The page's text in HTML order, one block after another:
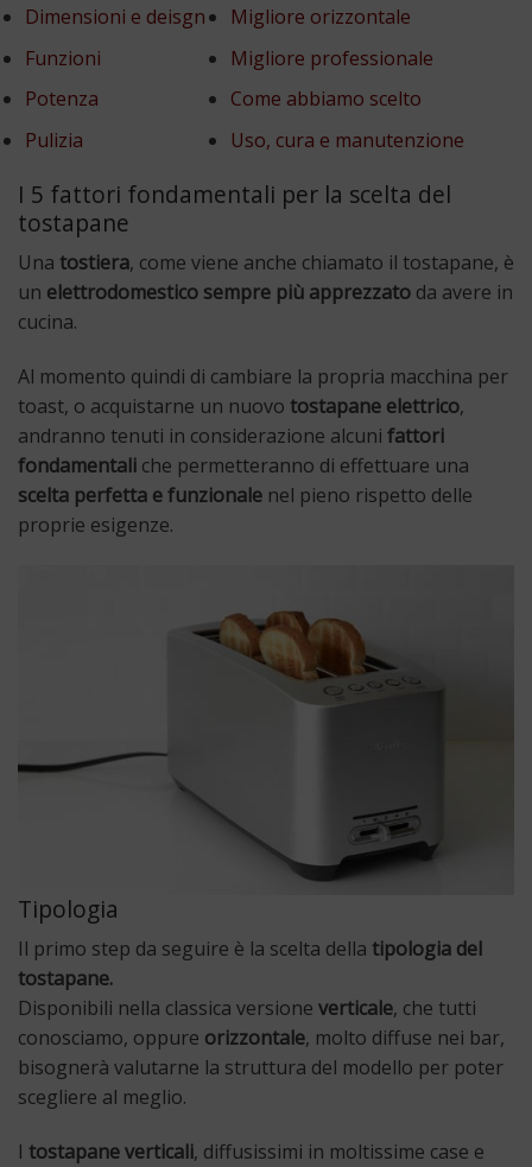
Dimensioni e deisgn
Funzioni
Potenza
Pulizia
Migliore orizzontale
Migliore professionale
Come abbiamo scelto
Uso, cura e manutenzione
I 5 fattori fondamentali per la scelta del
tostapane
Una tostiera, come viene anche chiamato il tostapane, è
un elettrodomestico sempre più apprezzato da avere in
cucina.
Al momento quindi di cambiare la propria macchina per
toast, o acquistarne un nuovo tostapane elettrico,
andranno tenuti in considerazione alcuni fattori
fondamentali che permetteranno di effettuare una
scelta perfetta e funzionale nel pieno rispetto delle
proprie esigenze.
Tipologia
Il primo step da seguire è la scelta della tipologia del
tostapane.
Disponibili nella classica versione verticale, che tutti
conosciamo, oppure orizzontale, molto diffuse nei bar,
bisognerà valutarne la struttura del modello per poter
scegliere al meglio.
I tostapane verticali, diffusissimi in moltissime case e